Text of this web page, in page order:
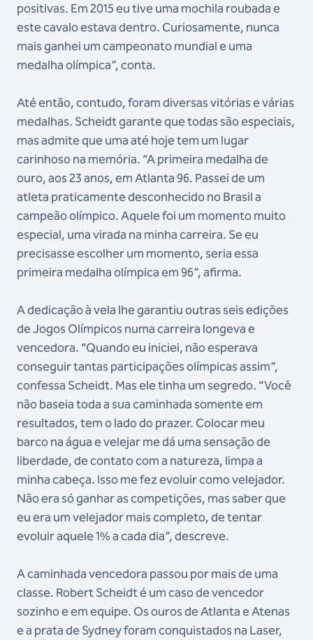
positivas. Em 2015 eu tive uma mochila roubada e
este cavalo estava dentro. Curiosamente, nunca
mais ganhei um campeonato mundial e uma
medalha olímpica”, conta.
Até então, contudo, foram diversas vitórias e várias
medalhas. Scheidt garante que todas são especiais,
mas admite que uma até hoje tem um lugar
carinhoso na memória. “A primeira medalha de
ouro, aos 23 anos, em Atlanta 96. Passei de um
atleta praticamente desconhecido no Brasil a
campeão olímpico. Aquele foi um momento muito
especial, uma virada na minha carreira. Se eu
precisasse escolher um momento, seria essa
primeira medalha olímpica em 96”, afirma.
A dedicação à vela lhe garantiu outras seis edições
de Jogos Olímpicos numa carreira longeva e
vencedora. “Quando eu iniciei, não esperava
conseguir tantas participações olímpicas assim”,
confessa Scheidt. Mas ele tinha um segredo. “Você
não baseia toda a sua caminhada somente em
resultados, tem o lado do prazer. Colocar meu
barco na água e velejar me dá uma sensação de
liberdade, de contato com a natureza, limpa a
minha cabeça. Isso me fez evoluir como velejador.
Não era só ganhar as competições, mas saber que
eu era um velejador mais completo, de tentar
evoluir aquele 1% a cada dia”, descreve.
A caminhada vencedora passou por mais de uma
classe. Robert Scheidt é um caso de vencedor
sozinho e em equipe. Os ouros de Atlanta e Atenas
e a prata de Sydney foram conquistados na Laser,